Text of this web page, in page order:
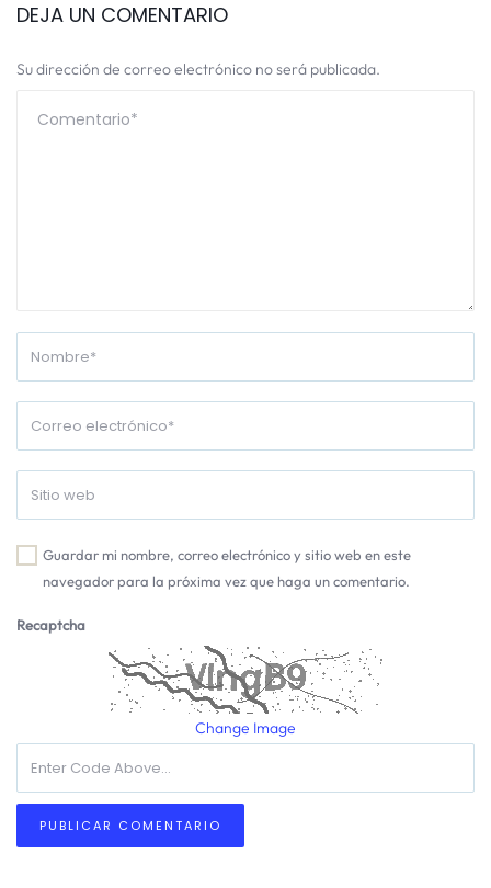
DEJA UN COMENTARIO
Su dirección de correo electrónico no será publicada.
Guardar mi nombre, correo electrónico y sitio web en este
navegador para la próxima vez que haga un comentario.
Recaptcha
Change Image